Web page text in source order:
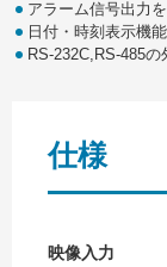
アラーム信号出力
日付・時刻表示機
RS-232C,RS-485
仕様
映像入力